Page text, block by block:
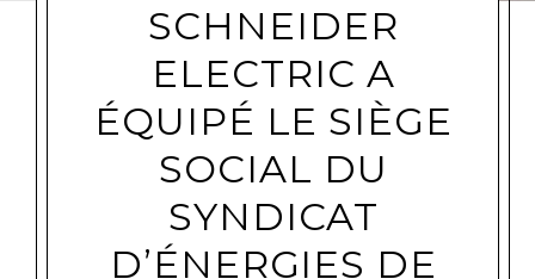
SCHNEIDER
ELECTRIC A
ÉQUIPÉ LE SIÈGE
SOCIAL DU
SYNDICAT
D’ÉNERGIES DE